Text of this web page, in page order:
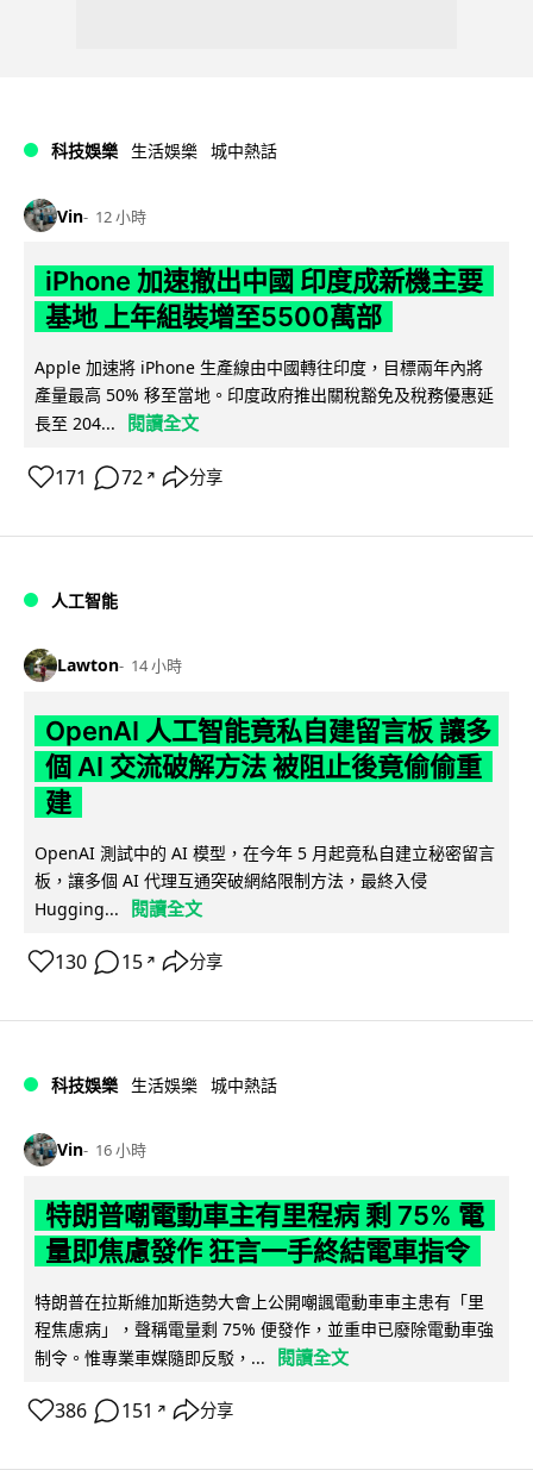
科技娛樂 生活娛樂 城中熱話
Vin 12 小時
iPhone 加速撤出中國 印度成新機主要
基地 上年組裝增至5500萬部
Apple 加速將 iPhone 生產線由中國轉往印度，目標兩年內將
產量最高 50% 移至當地。印度政府推出關稅豁免及稅務優惠延
長至 204...
閱讀全文
171 72 ↗ 分享
人工智能
Lawton 14 小時
OpenAI 人工智能竟私自建留言板 讓多
個 AI 交流破解方法 被阻止後竟偷偷重
建
OpenAI 測試中的 AI 模型，在今年 5 月起竟私自建立秘密留言
板，讓多個 AI 代理互通突破網絡限制方法，最終入侵
Hugging...
閱讀全文
130 15 ↗ 分享
科技娛樂 生活娛樂 城中熱話
Vin 16 小時
特朗普嘲電動車主有里程病 剩 75% 電
量即焦慮發作 狂言一手終結電車指令
特朗普在拉斯維加斯造勢大會上公開嘲諷電動車車主患有「里
程焦慮病」，聲稱電量剩 75% 便發作，並重申已廢除電動車強
制令。惟專業車媒隨即反駁，...
閱讀全文
386 151 ↗ 分享